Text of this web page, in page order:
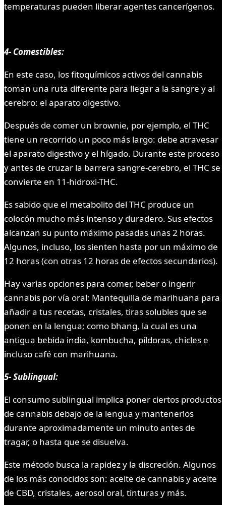
temperaturas pueden liberar agentes cancerígenos.
4- Comestibles:
En este caso, los fitoquímicos activos del cannabis
toman una ruta diferente para llegar a la sangre y al
cerebro: el aparato digestivo.
Después de comer un brownie, por ejemplo, el THC
tiene un recorrido un poco más largo: debe atravesar
el aparato digestivo y el hígado. Durante este proceso
y antes de cruzar la barrera sangre-cerebro, el THC se
convierte en 11-hidroxi-THC.
Es sabido que el metabolito del THC produce un
colocón mucho más intenso y duradero. Sus efectos
alcanzan su punto máximo pasadas unas 2 horas.
Algunos, incluso, los sienten hasta por un máximo de
12 horas (con otras 12 horas de efectos secundarios).
Hay varias opciones para comer, beber o ingerir
cannabis por vía oral: Mantequilla de marihuana para
añadir a tus recetas, cristales, tiras solubles que se
ponen en la lengua; como bhang, la cual es una
antigua bebida india, kombucha, píldoras, chicles e
incluso café con marihuana.
5- Sublingual:
El consumo sublingual implica poner ciertos productos
de cannabis debajo de la lengua y mantenerlos
durante aproximadamente un minuto antes de
tragar, o hasta que se disuelva.
Este método busca la rapidez y la discreción. Algunos
de los más conocidos son: aceite de cannabis y aceite
de CBD, cristales, aerosol oral, tinturas y más.